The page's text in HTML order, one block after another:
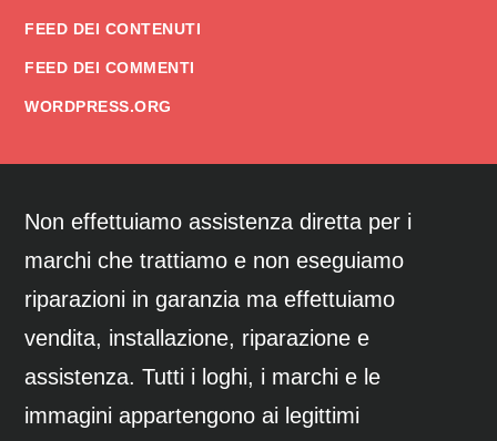
FEED DEI CONTENUTI
FEED DEI COMMENTI
WORDPRESS.ORG
Non effettuiamo assistenza diretta per i
marchi che trattiamo e non eseguiamo
riparazioni in garanzia ma effettuiamo
vendita, installazione, riparazione e
assistenza. Tutti i loghi, i marchi e le
immagini appartengono ai legittimi